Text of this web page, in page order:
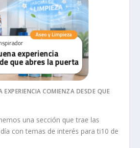
EXPERIENCIA COMIENZA DESDE QUE
una sección que trae las
con temas de interés para ti10 de